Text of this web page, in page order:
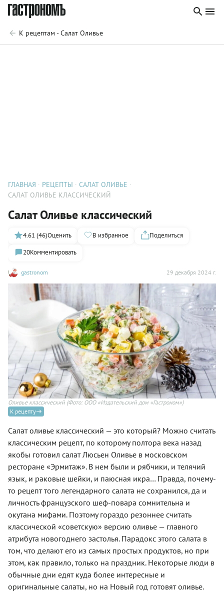
К рецептам - Салат Оливье
ГЛАВНАЯ РЕЦЕПТЫ
САЛАТ ОЛИВЬЕ
САЛАТ ОЛИВЬЕ КЛАССИЧЕСКИЙ
Салат Оливье классический
gastronom 29 декабря 2024 г.
4.61 (46)Оценить В избранное
Поделиться
20Комментировать
Оливье классический (Фото: ООО «Издательский дом «Гастроном»)
К рецепту
Салат оливье классический — это который? Можно считать
классическим рецепт, по которому полтора века назад
якобы готовил салат Люсьен Оливье в московском
ресторане «Эрмитаж». В нем были и рябчики, и телячий
язык, и раковые шейки, и паюсная икра… Правда, почему-
то рецепт того легендарного салата не сохранился, да и
личность французского шеф-повара сомнительна и
окутана мифами. Поэтому гораздо резоннее считать
классической «советскую» версию оливье — главного
атрибута новогоднего застолья. Парадокс этого салата в
том, что делают его из самых простых продуктов, но при
этом, как правило, только на праздник. Некоторые люди в
обычные дни едят куда более интересные и
оригинальные салаты, но на Новый год готовят оливье.